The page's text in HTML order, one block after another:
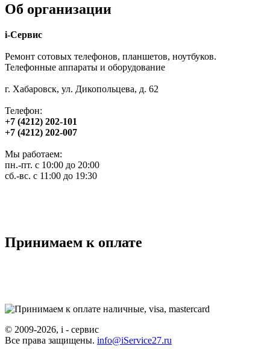
Об организации
i-Сервис
Ремонт сотовых телефонов, планшетов, ноутбуков.
Телефонные аппараты и оборудование
г. Хабаровск, ул. Дикопольцева, д. 62
Телефон:
+7 (4212) 202-101
+7 (4212) 202-007
Мы работаем:
пн.-пт. с 10:00 до 20:00
сб.-вс. с 11:00 до 19:30
Принимаем к оплате
© 2009-2026, i - сервис
Все права защищены. info@iService27.ru